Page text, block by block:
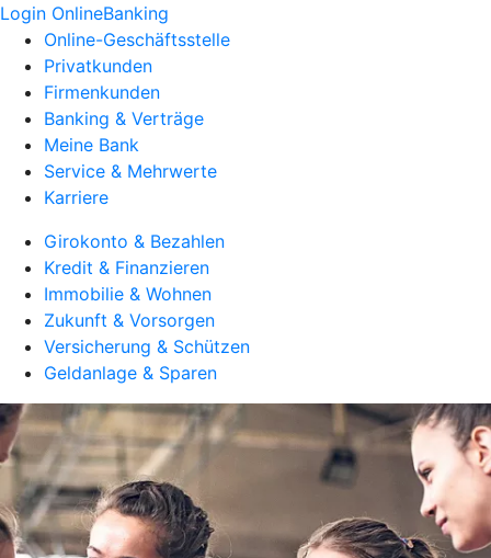
Login OnlineBanking
Online-Geschäftsstelle
Privatkunden
Firmenkunden
Banking & Verträge
Meine Bank
Service & Mehrwerte
Karriere
Girokonto & Bezahlen
Kredit & Finanzieren
Immobilie & Wohnen
Zukunft & Vorsorgen
Versicherung & Schützen
Geldanlage & Sparen